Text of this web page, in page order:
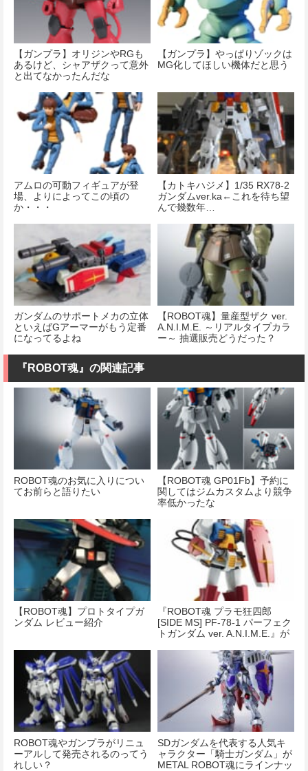
【ガンプラ】オリジンやRGも
あるけど、シャアザクって意外
と出てなかったんだな
【ガンプラ】やっぱりゾックは
MG化してほしい機体だと思う
アムロの可動フィギュアが登
場、よりによってこの頃の
か・・・
【カトキハジメ】1/35 RX78-2
ガンダムver.ka←これを待ち望
んで幾数年…
ガンダムのサポートメカの立体
といえばGアーマーがもう定番
になってるよね
【ROBOT魂】量産型ザク ver.
A.N.I.M.E. ～リアルタイプカラ
ー～ 抽選販売どうだった？
『ROBOT魂』の関連記事
ROBOT魂のお気に入りについ
てお前らと語りたい
【ROBOT魂 GP01Fb】予約に
関してはジムカスタムより競争
率低かったな
【ROBOT魂】プロトタイプガ
ンダム レビュー紹介
『ROBOT魂 プラモ狂四郎
[SIDE MS] PF-78-1 パーフェク
トガンダム ver. A.N.I.M.E.』が
ROBOT魂やガンプラがリニュ
ーアルして発売されるのってう
れしい？
SDガンダムを代表する人気キ
ャラクター「騎士ガンダム」が
METAL ROBOT魂にラインナッ